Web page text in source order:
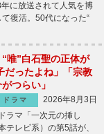
に放送されて人気を博
復活。50代になった“
“唯”白石聖の正体が
だったよね」「宗教
つらい」
ドラマ
2026年8月3日
ラマ「一次元の挿し
テレビ系）の第5話が、